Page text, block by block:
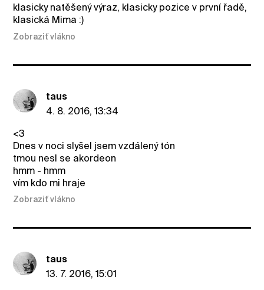
klasicky natěšený výraz, klasicky pozice v první řadě,
klasická Mima :)
Zobraziť vlákno
taus
4. 8. 2016, 13:34
<3
Dnes v noci slyšel jsem vzdálený tón
tmou nesl se akordeon
hmm - hmm
vím kdo mi hraje
Zobraziť vlákno
taus
13. 7. 2016, 15:01